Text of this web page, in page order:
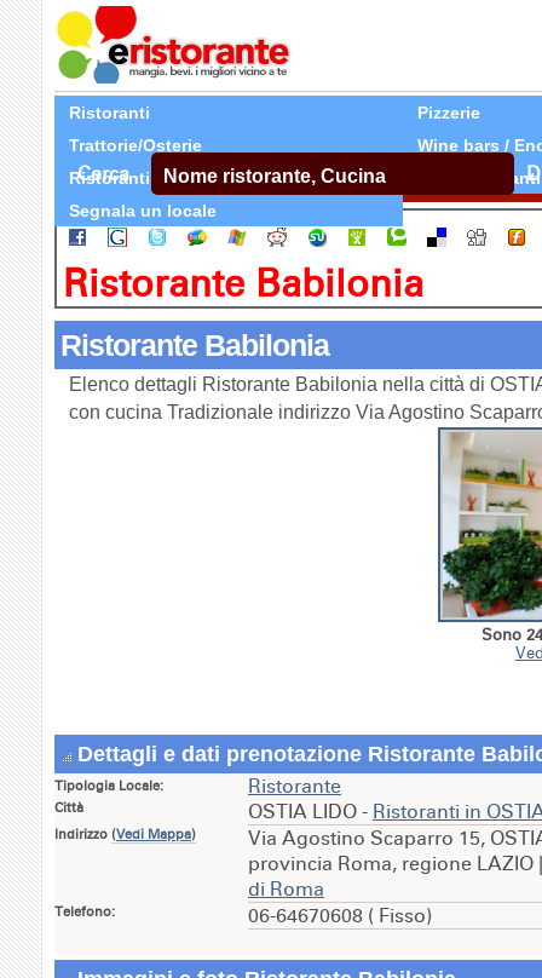
Ristoranti
Pizzerie
Trattorie/Osterie
Wine bars /
Ristoranti Etnici
Tutti Ristoranti
Segnala un locale
Cerca
Ristorante Babilonia
Ristorante Babilonia
Elenco dettagli Ristorante Babilonia nella città di
con cucina Tradizionale indirizzo Via Agostino
Sono
Dettagli e dati prenotazione Ristorante
Tipologia Locale: Ristorante
Città OSTIA LIDO - Ristoranti in
Indirizzo (Vedi Mappa)
Via Agostino Scaparro 15,
provincia Roma, regione LAZIO
di Roma
Telefono: 06-64670608 ( Fisso)